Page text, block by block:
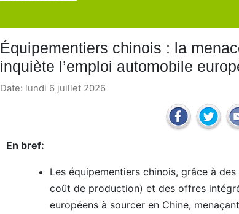
Équipementiers chinois : la
inquiète l’emploi automobile
Date: lundi 6 juillet 2026
En bref:
Les équipementiers chinois, grâce à
coût de production) et des offres
européens à sourcer en Chine,